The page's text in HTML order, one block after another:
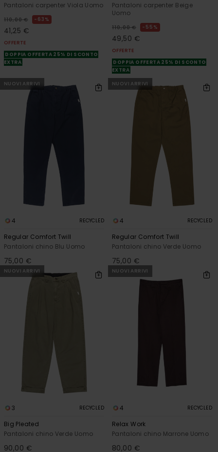
Pantaloni carpenter Viola Uomo
110,00 € 63%
41,25 €
OFFERTE
DOPPIA OFFERTA 25% DI SCONTO
EXTRA
Pantaloni carpenter Beige
Uomo
110,00 € 55%
49,50 €
OFFERTE
DOPPIA OFFERTA 25% DI SCONTO
EXTRA
NUOVI ARRIVI
4 RECYCLED
Regular Comfort Twill
Pantaloni chino Blu Uomo
75,00 €
NUOVI ARRIVI
4 RECYCLED
Regular Comfort Twill
Pantaloni chino Verde Uomo
75,00 €
NUOVI ARRIVI
3 RECYCLED
Big Pleated
Pantaloni chino Verde Uomo
90,00 €
NUOVI ARRIVI
4 RECYCLED
Relax Work
Pantaloni chino Marrone Uomo
80,00 €